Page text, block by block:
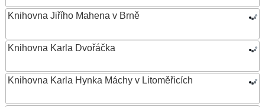
Knihovna Jiřího Mahena v Brně
Knihovna Karla Dvořáčka
Knihovna Karla Hynka Máchy v Litoměřicích